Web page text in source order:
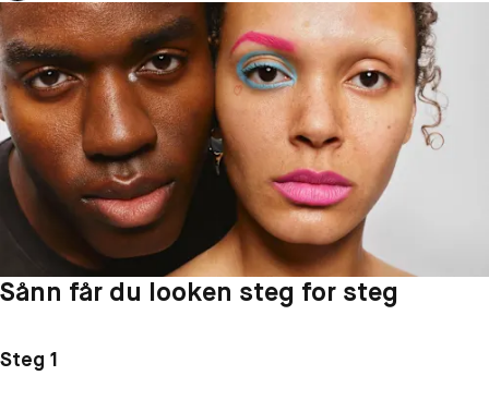
Sånn får du looken steg for steg
Steg 1